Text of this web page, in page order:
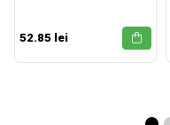
52.85 lei